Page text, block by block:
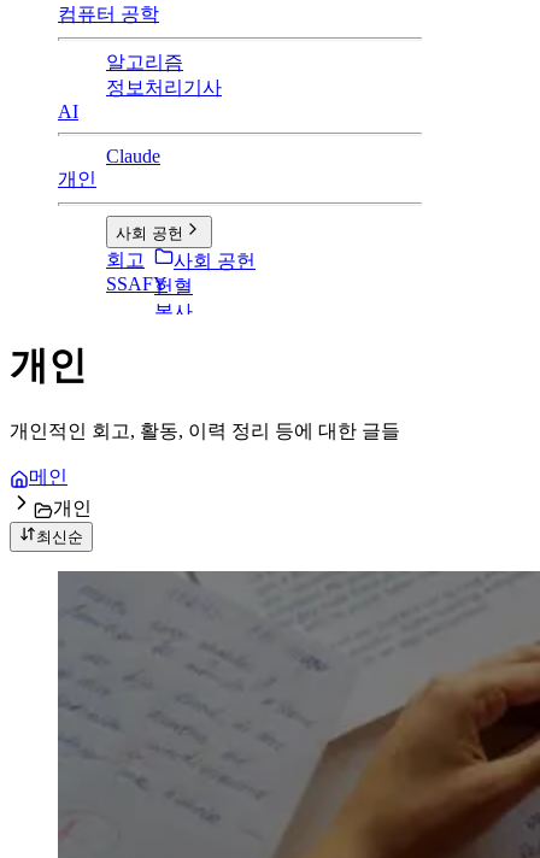
컴퓨터 공학
알고리즘
정보처리기사
AI
Claude
개인
사회 공헌
사회 공헌
헌혈
봉사
회고
SSAFY
개인
개인적인 회고, 활동, 이력 정리 등에 대한 글들
메인
개인
최신순